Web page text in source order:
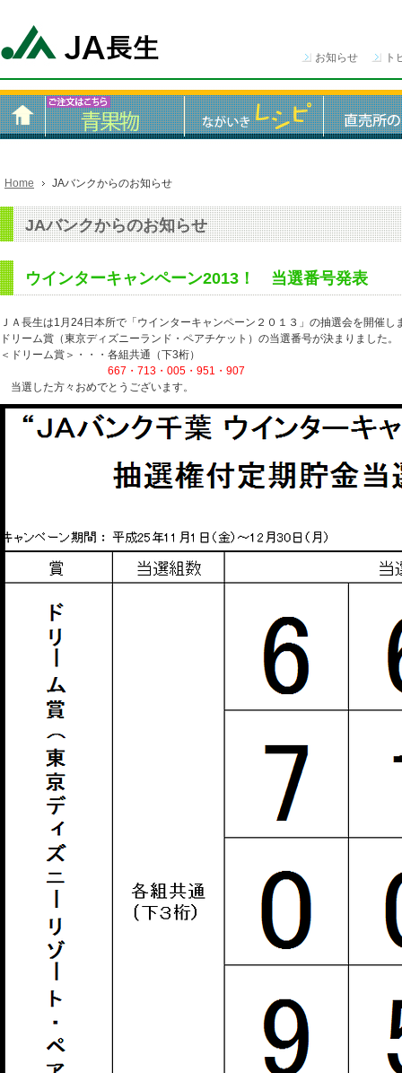
お知らせ ト
Home JAバンクからのお知らせ
JAバンクからのお知らせ
ウインターキャンペーン2013！ 当選番号発表
ＪＡ長生は1月24日本所で「ウインターキャンペーン２０１３」の抽選会を開催
ドリーム賞（東京ディズニーランド・ペアチケット）の当選番号が決まりました。
＜ドリーム賞＞・・・各組共通（下3桁）
667・713・005・951・907
当選した方々おめでとうございます。